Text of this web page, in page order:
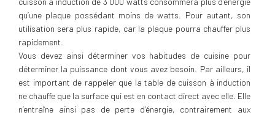
qu’une plaque possédant moins de watts. Pour autant, son
utilisation sera plus rapide, car la plaque pourra chauffer plus
rapidement.
Vous devez ainsi déterminer vos habitudes de cuisine pour
déterminer la puissance dont vous avez besoin. Par ailleurs, il
est important de rappeler que la table de cuisson à induction
ne chauffe que la surface qui est en contact direct avec elle. Elle
n’entraîne ainsi pas de perte d’énergie, contrairement aux